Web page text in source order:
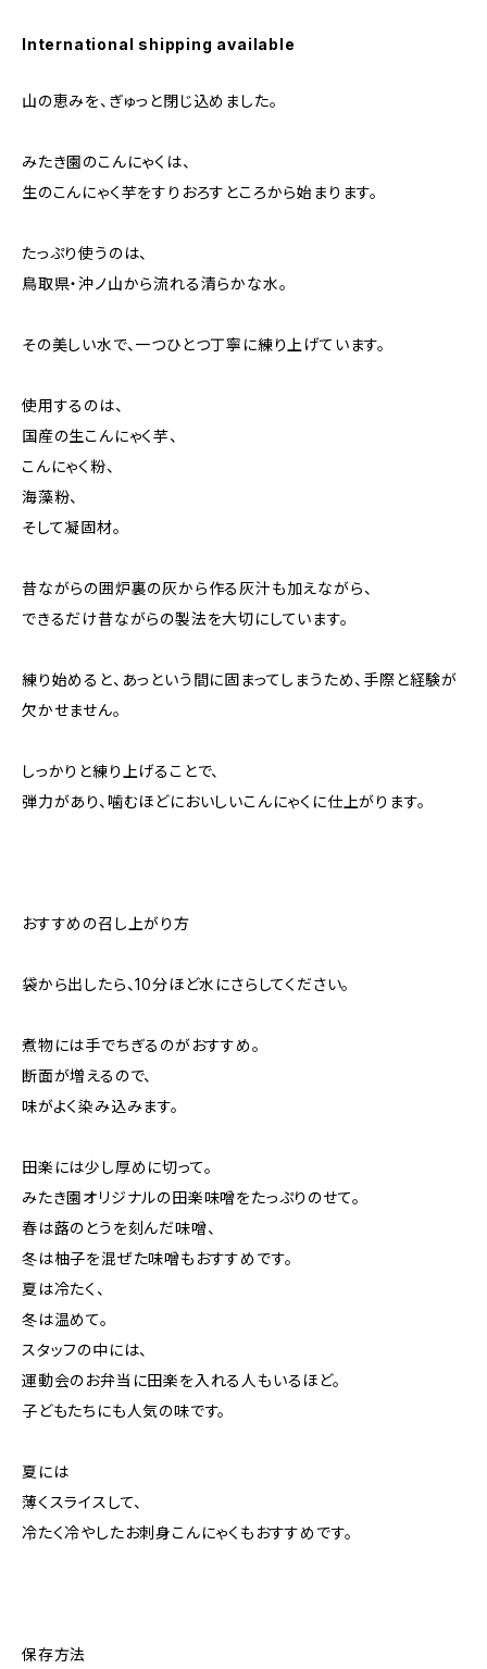
International shipping available
山の恵みを、ぎゅっと閉じ込めました。
みたき園のこんにゃくは、
生のこんにゃく芋をすりおろすところから始まります。
たっぷり使うのは、
鳥取県・沖ノ山から流れる清らかな水。
その美しい水で、一つひとつ丁寧に練り上げています。
使用するのは、
国産の生こんにゃく芋、
こんにゃく粉、
海藻粉、
そして凝固材。
昔ながらの囲炉裏の灰から作る灰汁も加えながら、
できるだけ昔ながらの製法を大切にしています。
練り始めると、あっという間に固まってしまうため、手際と経験が
欠かせません。
しっかりと練り上げることで、
弾力があり、噛むほどにおいしいこんにゃくに仕上がります。
おすすめの召し上がり方
袋から出したら、10分ほど水にさらしてください。
煮物には手でちぎるのがおすすめ。
断面が増えるので、
味がよく染み込みます。
田楽には少し厚めに切って。
みたき園オリジナルの田楽味噌をたっぷりのせて。
春は蕗のとうを刻んだ味噌、
冬は柚子を混ぜた味噌もおすすめです。
夏は冷たく、
冬は温めて。
スタッフの中には、
運動会のお弁当に田楽を入れる人もいるほど。
子どもたちにも人気の味です。
夏には
薄くスライスして、
冷たく冷やしたお刺身こんにゃくもおすすめです。
保存方法